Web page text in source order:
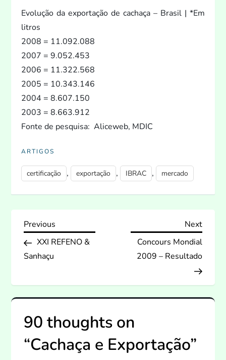
Evolução da exportação de cachaça – Brasil | *Em
litros
2008 = 11.092.088
2007 = 9.052.453
2006 = 11.322.568
2005 = 10.343.146
2004 = 8.607.150
2003 = 8.663.912
Fonte de pesquisa: Aliceweb, MDIC
ARTIGOS
certificação , exportação , IBRAC , mercado
N
a
e
g
a
Previous
Post
Previous
XXI REFENO &
Sanhaçu
Next
Next
Concours Mondial
2009 – Resultado
90 thoughts on
“Cachaça e Exportação”